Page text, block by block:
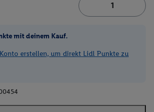
mit deinem Kauf.
erstellen, um direkt Lidl Punkte zu